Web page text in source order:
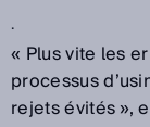
.
« Plus vite les
processus
rejets évités »,